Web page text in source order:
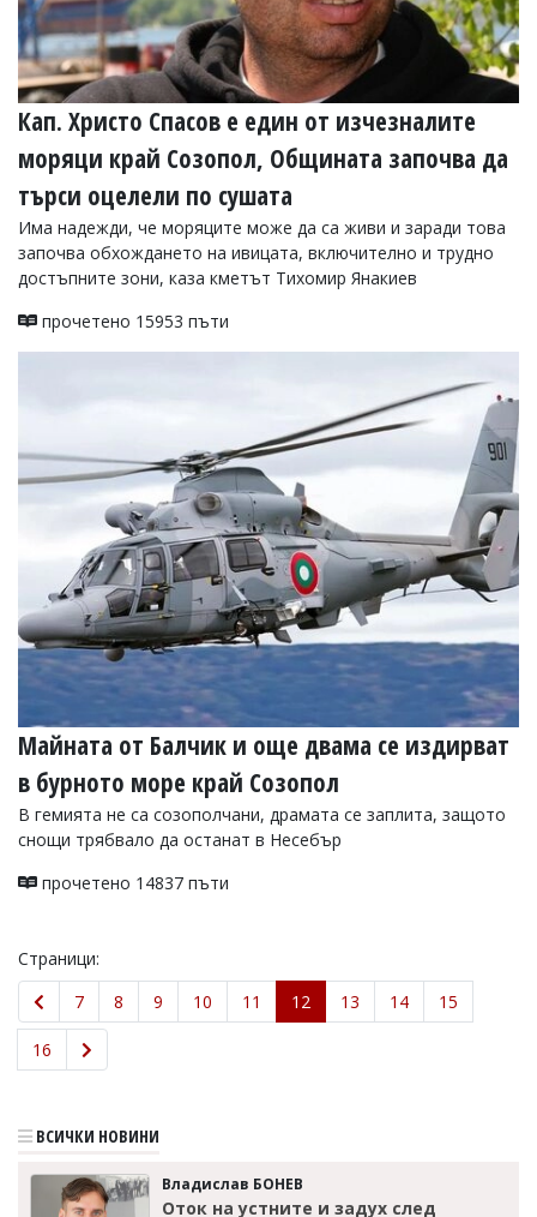
Кап. Христо Спасов е един от изчезналите
моряци край Созопол, Общината започва да
търси оцелели по сушата
Има надежди, че моряците може да са живи и заради това
започва обхождането на ивицата, включително и трудно
достъпните зони, каза кметът Тихомир Янакиев
прочетено 15953 пъти
Майната от Балчик и още двама се издирват
в бурното море край Созопол
В гемията не са созополчани, драмата се заплита, защото
снощи трябвало да останат в Несебър
прочетено 14837 пъти
Страници:
7
8 9 10 11 12 13 14 15
16
ВСИЧКИ НОВИНИ
Владислав БОНЕВ
Оток на устните и задух след